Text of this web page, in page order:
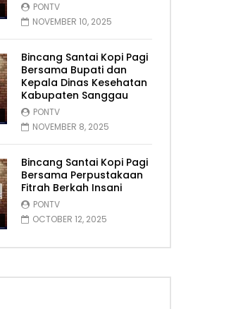
PONTV
NOVEMBER 10, 2025
Bincang Santai Kopi Pagi
Bersama Bupati dan
Kepala Dinas Kesehatan
Kabupaten Sanggau
PONTV
NOVEMBER 8, 2025
Bincang Santai Kopi Pagi
Bersama Perpustakaan
Fitrah Berkah Insani
PONTV
OCTOBER 12, 2025